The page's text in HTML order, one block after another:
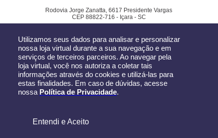
Utilizamos seus dados para analisar e personalizar
nossa loja virtual durante a sua navegação e em
serviços de terceiros parceiros. Ao navegar pela
loja virtual, você nos autoriza a coletar tais
informações através do cookies e utilizá-las para
estas finalidades. Em caso de dúvidas, acesse
nossa Política de Privacidade.
Entendi e Aceito
Rodovia Jorge Zanatta, 6617 Presidente Vargas
CEP 88822-716 - Içara - SC
Todos os direitos reservados-Canfer-2026